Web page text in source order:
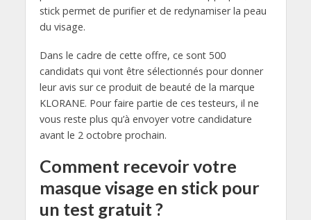
stick permet de purifier et de redynamiser la peau
du visage.
Dans le cadre de cette offre, ce sont 500
candidats qui vont être sélectionnés pour donner
leur avis sur ce produit de beauté de la marque
KLORANE. Pour faire partie de ces testeurs, il ne
vous reste plus qu’à envoyer votre candidature
avant le 2 octobre prochain.
Comment recevoir votre
masque visage en stick pour
un test gratuit ?